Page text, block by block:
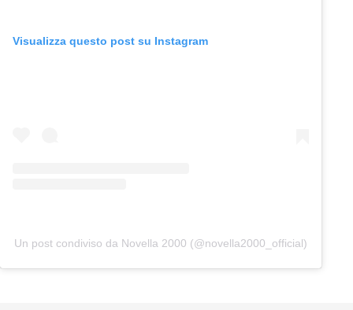
Visualizza questo post su Instagram
Un post condiviso da Novella 2000 (@novella2000_official)